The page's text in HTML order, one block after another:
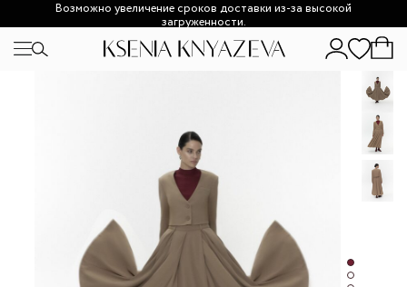
Возможно увеличение сроков доставки из-за высокой
загруженности.